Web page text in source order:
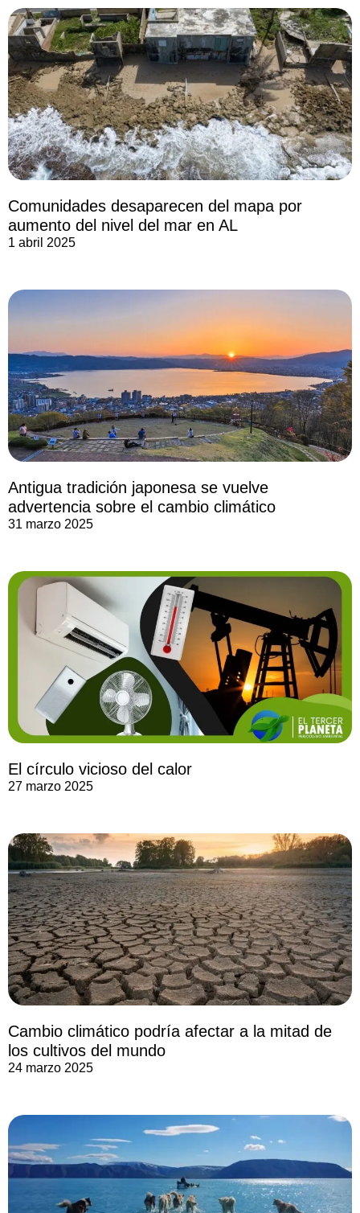
Comunidades desaparecen del mapa por
aumento del nivel del mar en AL
1 abril 2025
Antigua tradición japonesa se vuelve
advertencia sobre el cambio climático
31 marzo 2025
El círculo vicioso del calor
27 marzo 2025
Cambio climático podría afectar a la mitad de
los cultivos del mundo
24 marzo 2025